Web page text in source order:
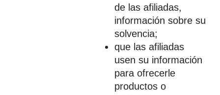
de las afiliadas,
información sobre su
solvencia;
que las afiliadas
usen su información
para ofrecerle
productos o